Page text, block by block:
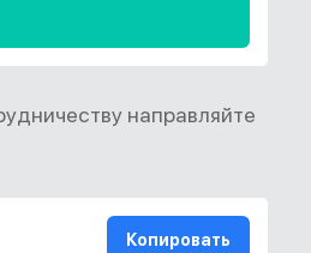
направляйте
Копировать